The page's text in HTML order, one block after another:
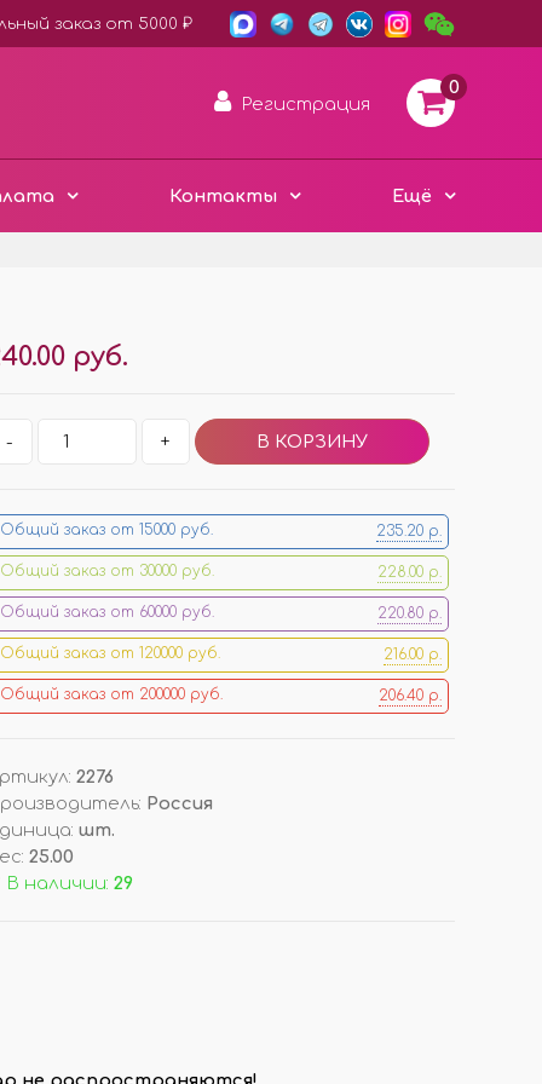
заказ от 5000 ₽
Регистрация
0
Контакты Ещё
ПЛАСТИК ХАМЕЛЕОН
ЧЁРНЫЙ СТИЛЬ
МИНИ ИЗДЕЛИЯ
ДОП. ТОВАРЫ
ДЛЯ ДЕГУСТАЦИИ АРОМАТОВ
КОРОБКИ/ УПАКОВКА
СТОЙКИ/ ПОДСТАВКИ
ПОДВЕСКИ (РАСПРОДАЖА!)
руб.
- +
Общий заказ от 15000 руб. 235.20 р.
Общий заказ от 30000 руб. 228.00 р.
Общий заказ от 60000 руб. 220.80 р.
Общий заказ от 120000 руб. 216.00 р.
Общий заказ от 200000 руб. 206.40 р.
: 2276
: Россия
: шт.
: 25.00
В наличии: 29
не распространяются!